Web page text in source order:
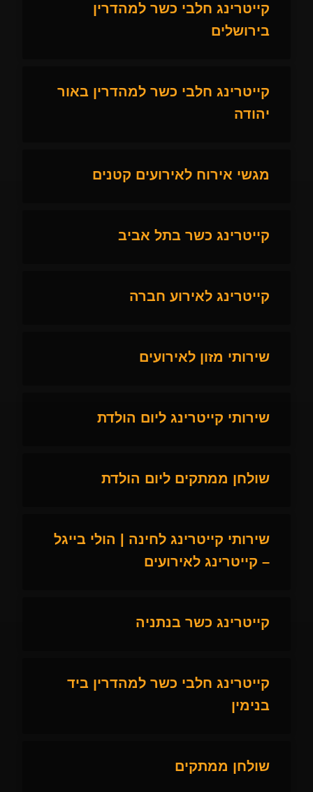
קייטרינג חלבי כשר למהדרין
בירושלים
קייטרינג חלבי כשר למהדרין באור
יהודה
מגשי אירוח לאירועים קטנים
קייטרינג כשר בתל אביב
קייטרינג לאירוע חברה
שירותי מזון לאירועים
שירותי קייטרינג ליום הולדת
שולחן ממתקים ליום הולדת
שירותי קייטרינג לחינה | הולי בייגל
– קייטרינג לאירועים
קייטרינג כשר בנתניה
קייטרינג חלבי כשר למהדרין ביד
בנימין
שולחן ממתקים